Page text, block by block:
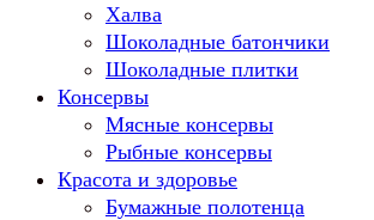
Халва
Шоколадные батончики
Шоколадные плитки
Консервы
Мясные консервы
Рыбные консервы
Красота и здоровье
Бумажные полотенца